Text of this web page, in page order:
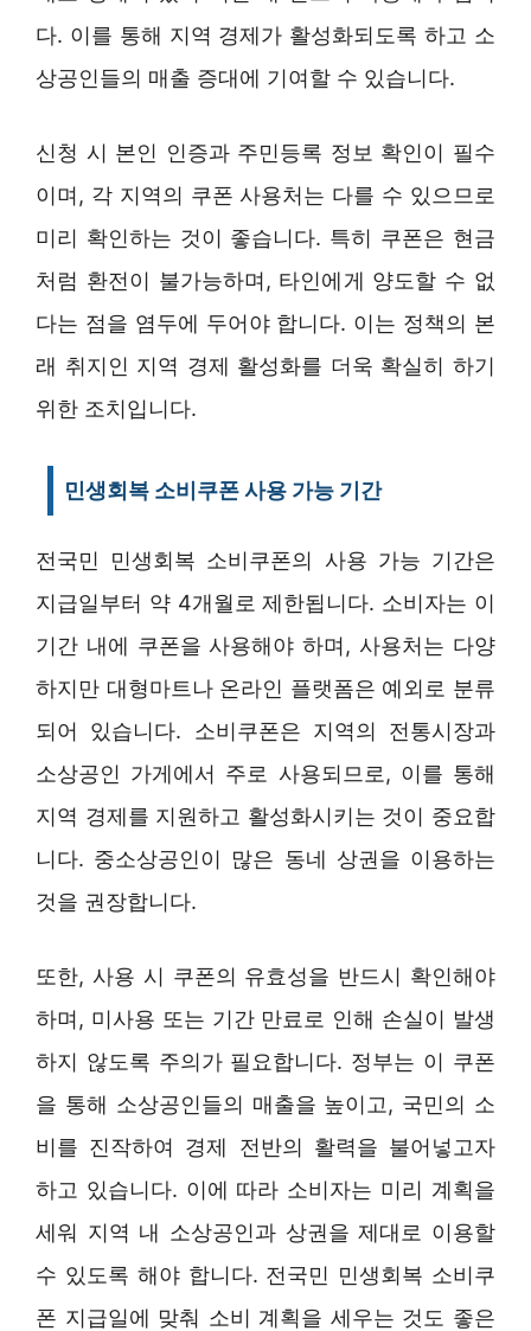
다. 이를 통해 지역 경제가 활성화되도록 하고 소
상공인들의 매출 증대에 기여할 수 있습니다.
신청 시 본인 인증과 주민등록 정보 확인이 필수
이며, 각 지역의 쿠폰 사용처는 다를 수 있으므로
미리 확인하는 것이 좋습니다. 특히 쿠폰은 현금
처럼 환전이 불가능하며, 타인에게 양도할 수 없
다는 점을 염두에 두어야 합니다. 이는 정책의 본
래 취지인 지역 경제 활성화를 더욱 확실히 하기
위한 조치입니다.
민생회복 소비쿠폰 사용 가능 기간
전국민 민생회복 소비쿠폰의 사용 가능 기간은
지급일부터 약 4개월로 제한됩니다. 소비자는 이
기간 내에 쿠폰을 사용해야 하며, 사용처는 다양
하지만 대형마트나 온라인 플랫폼은 예외로 분류
되어 있습니다. 소비쿠폰은 지역의 전통시장과
소상공인 가게에서 주로 사용되므로, 이를 통해
지역 경제를 지원하고 활성화시키는 것이 중요합
니다. 중소상공인이 많은 동네 상권을 이용하는
것을 권장합니다.
또한, 사용 시 쿠폰의 유효성을 반드시 확인해야
하며, 미사용 또는 기간 만료로 인해 손실이 발생
하지 않도록 주의가 필요합니다. 정부는 이 쿠폰
을 통해 소상공인들의 매출을 높이고, 국민의 소
비를 진작하여 경제 전반의 활력을 불어넣고자
하고 있습니다. 이에 따라 소비자는 미리 계획을
세워 지역 내 소상공인과 상권을 제대로 이용할
수 있도록 해야 합니다. 전국민 민생회복 소비쿠
폰 지급일에 맞춰 소비 계획을 세우는 것도 좋은